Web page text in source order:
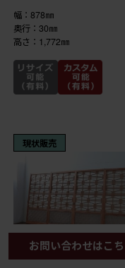
幅：878㎜
奥行：30㎜
高さ：1,772㎜
現状販売
¥313,500 (
お問い合わせはこ